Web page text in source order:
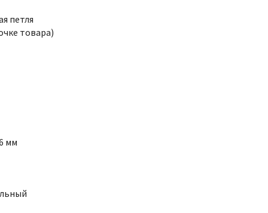
петля
товара)
мм